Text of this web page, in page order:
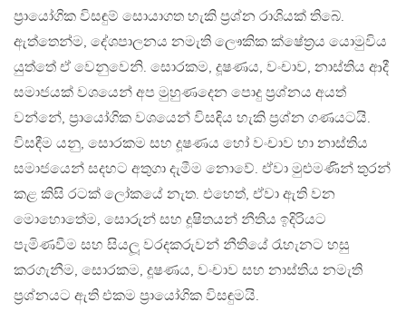
ප්‍රායෝගික විසඳුම් සොයාගත හැකි ප්‍රශ්න රාශියක් තිබේ.
ඇත්තෙන්ම, දේශපාලනය නමැති ලෞකික ක්ෂේත්‍රය යොමුවිය
යුත්තේ ඒ වෙනුවෙනි. සොරකම, දූෂණය, වංචාව, නාස්තිය ආදී
සමාජයක් වශයෙන් අප මුහුණදෙන පොදු ප්‍රශ්නය අයත්
වන්නේ, ප්‍රායෝගික වශයෙන් විසඳිය හැකි ප්‍රශ්න ගණයටයි.
විසඳීම යනු, සොරකම සහ දූෂණය හෝ වංචාව හා නාස්තිය
සමාජයෙන් සදහට අතුගා දැමීම නොවේ. ඒවා මුළුමණින් තුරන්
කළ කිසි රටක් ලෝකයේ නැත. එහෙත්, ඒවා ඇති වන
මොහොතේම, සොරුන් සහ දූෂිතයන් නීතිය ඉදිරියට
පැමිණවීම සහ සියලූ වරදකරුවන් නීතියේ රැහැනට හසු
කරගැනීම, සොරකම, දූෂණය, වංචාව සහ නාස්තිය නමැති
ප්‍රශ්නයට ඇති එකම ප්‍රායෝගික විසඳුමයි.